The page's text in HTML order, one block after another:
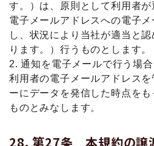
す。）は、原則として利用者
電子メールアドレスへの電子
し、状況により当社が適当と
ります。）行うものとします。
2. 通知を電子メールで行う場
利用者の電子メールアドレス
ーにデータを発信した時点を
ものとみなします。
第27条 本規約の譲